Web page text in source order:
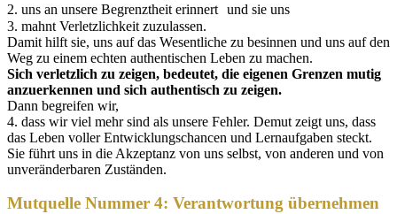
2. uns an unsere Begrenztheit erinnert und sie uns
3. mahnt Verletzlichkeit zuzulassen.
Damit hilft sie, uns auf das Wesentliche zu besinnen und uns auf den
Weg zu einem echten authentischen Leben zu machen.
Sich verletzlich zu zeigen, bedeutet, die eigenen Grenzen mutig
anzuerkennen und sich authentisch zu zeigen.
Dann begreifen wir,
4. dass wir viel mehr sind als unsere Fehler. Demut zeigt uns, dass
das Leben voller Entwicklungschancen und Lernaufgaben steckt.
Sie führt uns in die Akzeptanz von uns selbst, von anderen und von
unveränderbaren Zuständen.
Mutquelle Nummer 4: Verantwortung übernehmen